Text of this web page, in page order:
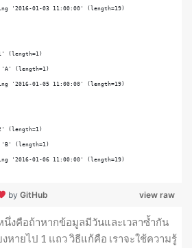
'2016-01-03 11:00:00' (length=19)
(length=1)
(length=1)
'2016-01-05 11:00:00' (length=19)
(length=1)
(length=1)
'2016-01-06 11:00:00' (length=19)
view raw
by GitHub
งคือถ้าหากข้อมูลมีวันและเวลาซ้ำกัน
หายไป 1 แถว วิธีแก้คือ เราจะใช้ความรู้